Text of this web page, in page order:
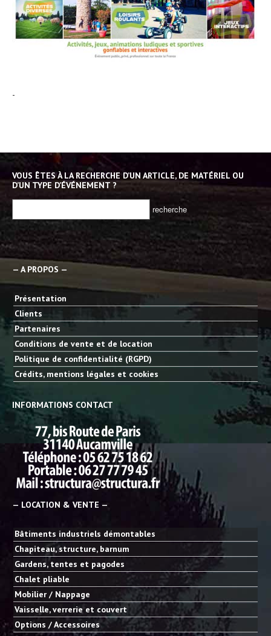
-
VOUS ÊTES À LA RECHERCHE D’UN ARTICLE, DE MATÉRIEL OU
D’UN TYPE D’ÉVÉNEMENT ?
— A PROPOS —
Présentation
Clients
Partenaires
Conditions de vente et de location
Politique de confidentialité (RGPD)
Crédits, mentions légales et cookies
INFORMATIONS CONTACT
— LOCATION & VENTE —
Bâtiments industriels démontables
Chapiteau, structure, barnum
Gardens, tentes et pagodes
Chalet pliable
Mobilier / Nappage
Vaisselle, verrerie et couvert
Options / Accessoires